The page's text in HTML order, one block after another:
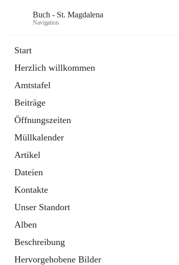
Buch - St. Magdalena
Navigation
Start
Herzlich willkommen
Amtstafel
Beiträge
Öffnungszeiten
Müllkalender
Artikel
Dateien
Kontakte
Unser Standort
Alben
Beschreibung
Hervorgehobene Bilder